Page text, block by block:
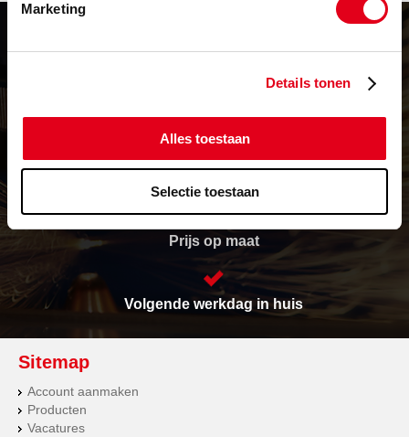
Marketing
Details tonen
Alles toestaan
Selectie toestaan
Levering in heel Europa
Prijs op maat
Volgende werkdag in huis
Sitemap
Account aanmaken
Producten
Vacatures